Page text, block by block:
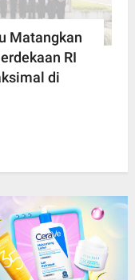
Matangkan
RI
di